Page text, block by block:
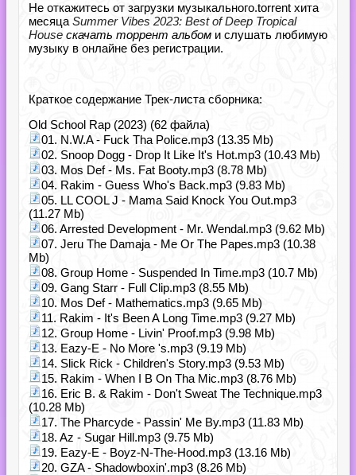
Не откажитесь от загрузки музыкального.torrent хита
месяца Summer Vibes 2023: Best of Deep Tropical
House скачать торрент альбом и слушать любимую
музыку в онлайне без регистрации.
Краткое содержание Трек-листа сборника:
Old School Rap (2023) (62 файла)
01. N.W.A - Fuck Tha Police.mp3 (13.35 Mb)
02. Snoop Dogg - Drop It Like It's Hot.mp3 (10.43 Mb)
03. Mos Def - Ms. Fat Booty.mp3 (8.78 Mb)
04. Rakim - Guess Who's Back.mp3 (9.83 Mb)
05. LL COOL J - Mama Said Knock You Out.mp3
(11.27 Mb)
06. Arrested Development - Mr. Wendal.mp3 (9.62 Mb)
07. Jeru The Damaja - Me Or The Papes.mp3 (10.38
Mb)
08. Group Home - Suspended In Time.mp3 (10.7 Mb)
09. Gang Starr - Full Clip.mp3 (8.55 Mb)
10. Mos Def - Mathematics.mp3 (9.65 Mb)
11. Rakim - It's Been A Long Time.mp3 (9.27 Mb)
12. Group Home - Livin' Proof.mp3 (9.98 Mb)
13. Eazy-E - No More 's.mp3 (9.19 Mb)
14. Slick Rick - Children's Story.mp3 (9.53 Mb)
15. Rakim - When I B On Tha Mic.mp3 (8.76 Mb)
16. Eric B. & Rakim - Don't Sweat The Technique.mp3
(10.28 Mb)
17. The Pharcyde - Passin' Me By.mp3 (11.83 Mb)
18. Az - Sugar Hill.mp3 (9.75 Mb)
19. Eazy-E - Boyz-N-The-Hood.mp3 (13.16 Mb)
20. GZA - Shadowboxin'.mp3 (8.26 Mb)